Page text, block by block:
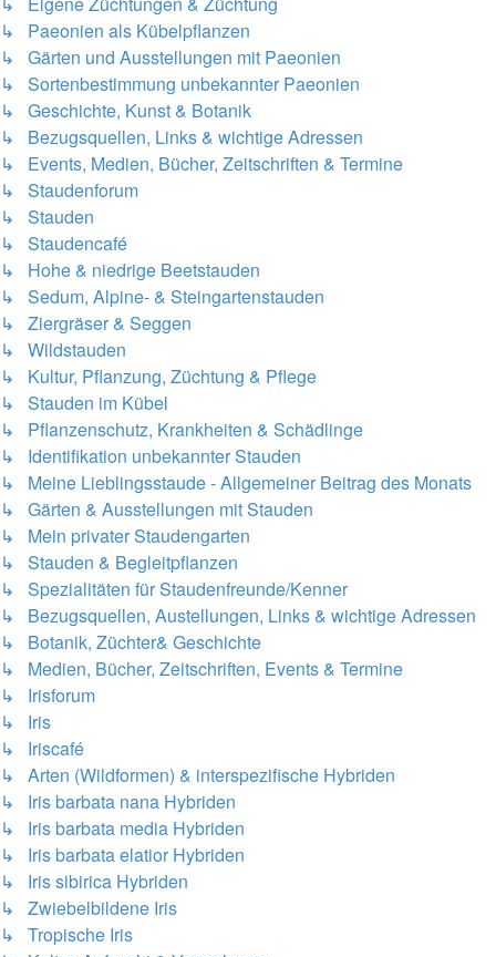
↳ Paeonien als Kübelpflanzen
↳ Gärten und Ausstellungen mit Paeonien
↳ Sortenbestimmung unbekannter Paeonien
↳ Geschichte, Kunst & Botanik
↳ Bezugsquellen, Links & wichtige Adressen
↳ Events, Medien, Bücher, Zeitschriften & Termine
↳ Staudenforum
↳ Stauden
↳ Staudencafé
↳ Hohe & niedrige Beetstauden
↳ Sedum, Alpine- & Steingartenstauden
↳ Ziergräser & Seggen
↳ Wildstauden
↳ Kultur, Pflanzung, Züchtung & Pflege
↳ Stauden im Kübel
↳ Pflanzenschutz, Krankheiten & Schädlinge
↳ Identifikation unbekannter Stauden
↳ Meine Lieblingsstaude - Allgemeiner Beitrag des Monats
↳ Gärten & Ausstellungen mit Stauden
↳ Mein privater Staudengarten
↳ Stauden & Begleitpflanzen
↳ Spezialitäten für Staudenfreunde/Kenner
↳ Bezugsquellen, Austellungen, Links & wichtige Adressen
↳ Botanik, Züchter& Geschichte
↳ Medien, Bücher, Zeitschriften, Events & Termine
↳ Irisforum
↳ Iris
↳ Iriscafé
↳ Arten (Wildformen) & interspezifische Hybriden
↳ Iris barbata nana Hybriden
↳ Iris barbata media Hybriden
↳ Iris barbata elatior Hybriden
↳ Iris sibirica Hybriden
↳ Zwiebelbildene Iris
↳ Tropische Iris